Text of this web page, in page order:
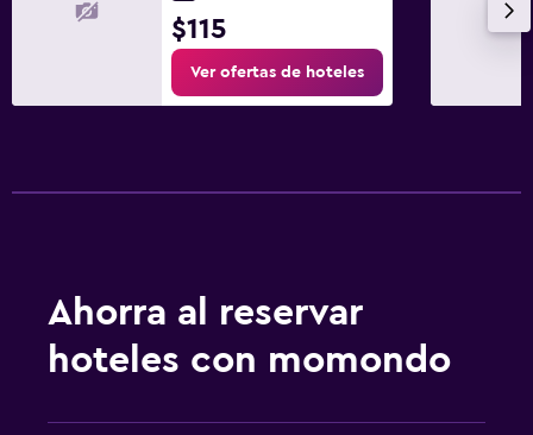
$115
Ver ofertas de hoteles
Ahorra al reservar
hoteles con momondo